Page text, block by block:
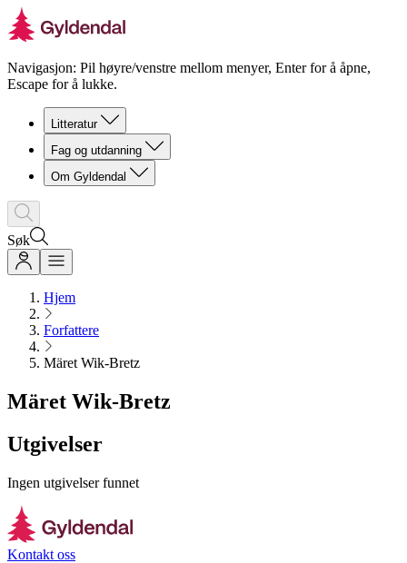
Navigasjon: Pil høyre/venstre mellom menyer, Enter for å åpne,
Escape for å lukke.
Litteratur
Fag og utdanning
Om Gyldendal
Søk
Hjem
Forfattere
Märet Wik-Bretz
Märet Wik-Bretz
Utgivelser
Ingen utgivelser funnet
Kontakt oss